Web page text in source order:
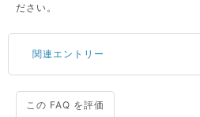
ださい。
関連エントリー
サーバーが重いので調査してほしい
この FAQ を評価